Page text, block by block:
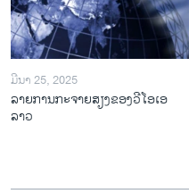
ມີນາ 25, 2025
ລາຍການກະຈາຍສຽງຂອງວີໂອເອ
ລາວ